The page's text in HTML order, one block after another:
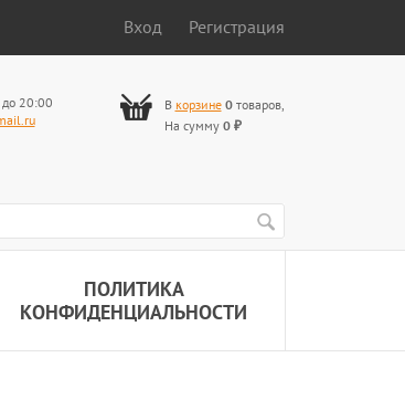
Вход Регистрация
до 20:00
В корзине 0товаров,
На сумму 0 ₽
ПОЛИТИКА
КОНФИДЕНЦИАЛЬНОСТИ